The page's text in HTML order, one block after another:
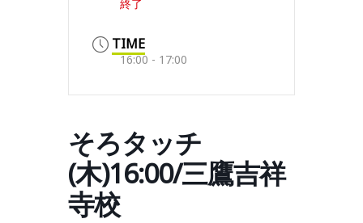
終了
TIME
16:00 - 17:00
そろタッチ
(木)16:00/三鷹吉祥
寺校